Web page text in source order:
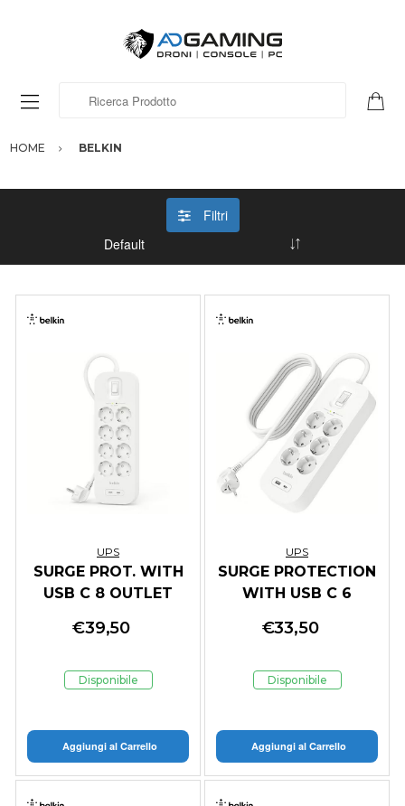
HOME BELKIN
Filtri
UPS
SURGE PROT. WITH
USB C 8 OUTLET
€39,50
Disponibile
Aggiungi al Carrello
UPS
SURGE PROTECTION
WITH USB C 6
€33,50
Disponibile
Aggiungi al Carrello